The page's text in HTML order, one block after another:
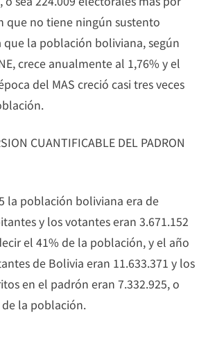
que no tiene ningún sustento
que la población boliviana, según
crece anualmente al 1,76% y el
del MAS creció casi tres veces
CUANTIFICABLE DEL PADRON
la población boliviana era de
y los votantes eran 3.671.152
el 41% de la población, y el año
de Bolivia eran 11.633.371 y los
en el padrón eran 7.332.925, o
de la población.